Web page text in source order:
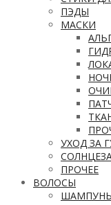
ПЭДЫ
МАСКИ
УХОД ЗА
ПРОЧЕЕ
ВОЛОСЫ
ШАМПУНЬ